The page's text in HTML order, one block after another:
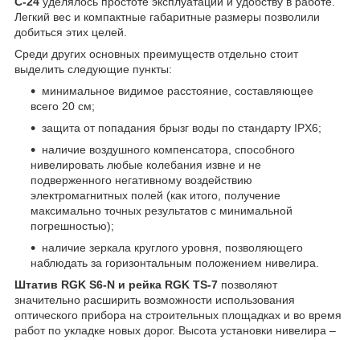
Легкий вес и компактные габаритные размеры позволили
добиться этих целей.
Среди других основных преимуществ отдельно стоит
выделить следующие пункты:
минимальное видимое расстояние, составляющее
всего 20 см;
защита от попадания брызг воды по стандарту IPX6;
наличие воздушного компенсатора, способного
нивелировать любые колебания извне и не
подверженного негативному воздействию
электромагнитных полей (как итого, получение
максимально точных результатов с минимальной
погрешностью);
наличие зеркала круглого уровня, позволяющего
наблюдать за горизонтальным положением нивелира.
Штатив RGK S6-N и рейка RGK TS-7 позволяют
значительно расширить возможности использования
оптического прибора на строительных площадках и во время
работ по укладке новых дорог. Высота установки нивелира –